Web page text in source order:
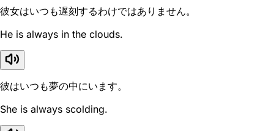
彼女はいつも遅刻するわけではありません。
He is always in the clouds.
彼はいつも夢の中にいます。
She is always scolding.